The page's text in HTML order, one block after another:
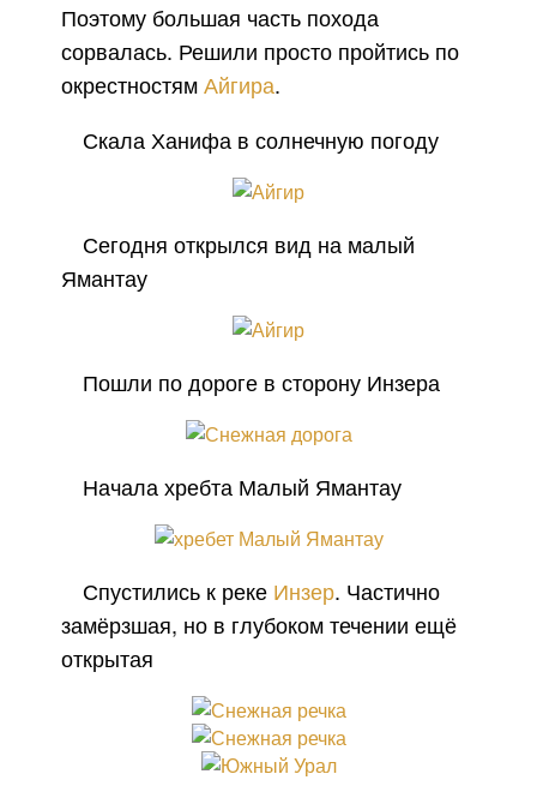
Поэтому большая часть похода
сорвалась. Решили просто пройтись по
окрестностямАйгира.
Скала Ханифа в солнечную погоду
Сегодня открылся вид на малый
Ямантау
Пошли по дороге в сторону Инзера
Начала хребта Малый Ямантау
Спустились к реке Инзер. Частично
замёрзшая, но в глубоком течении ещё
открытая